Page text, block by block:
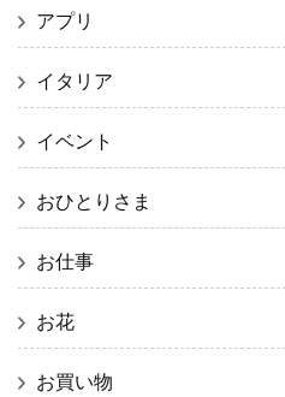
アプリ
イタリア
イベント
おひとりさま
お仕事
お花
お買い物